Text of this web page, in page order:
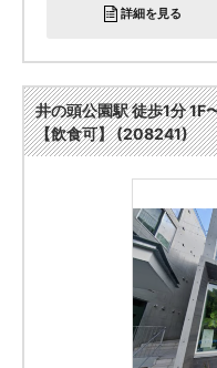
詳細を見る
井の頭公園駅 徒歩1分 1F
【飲食可】 (208241)